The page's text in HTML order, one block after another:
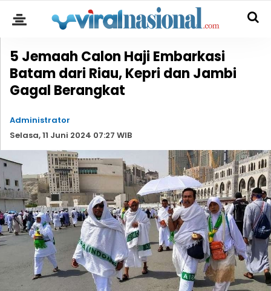
5 Jemaah Calon Haji Embarkasi
Batam dari Riau, Kepri dan Jambi
Gagal Berangkat
Administrator
Selasa, 11 Juni 2024 07:27 WIB